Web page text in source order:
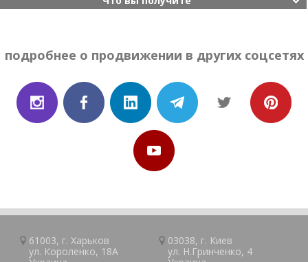
подробнее о продвижении в других соцсетях
61003, г.Харьков
ул. Короленко, 18А
03038, г. Киев
ул. Н.Гринченко, 4